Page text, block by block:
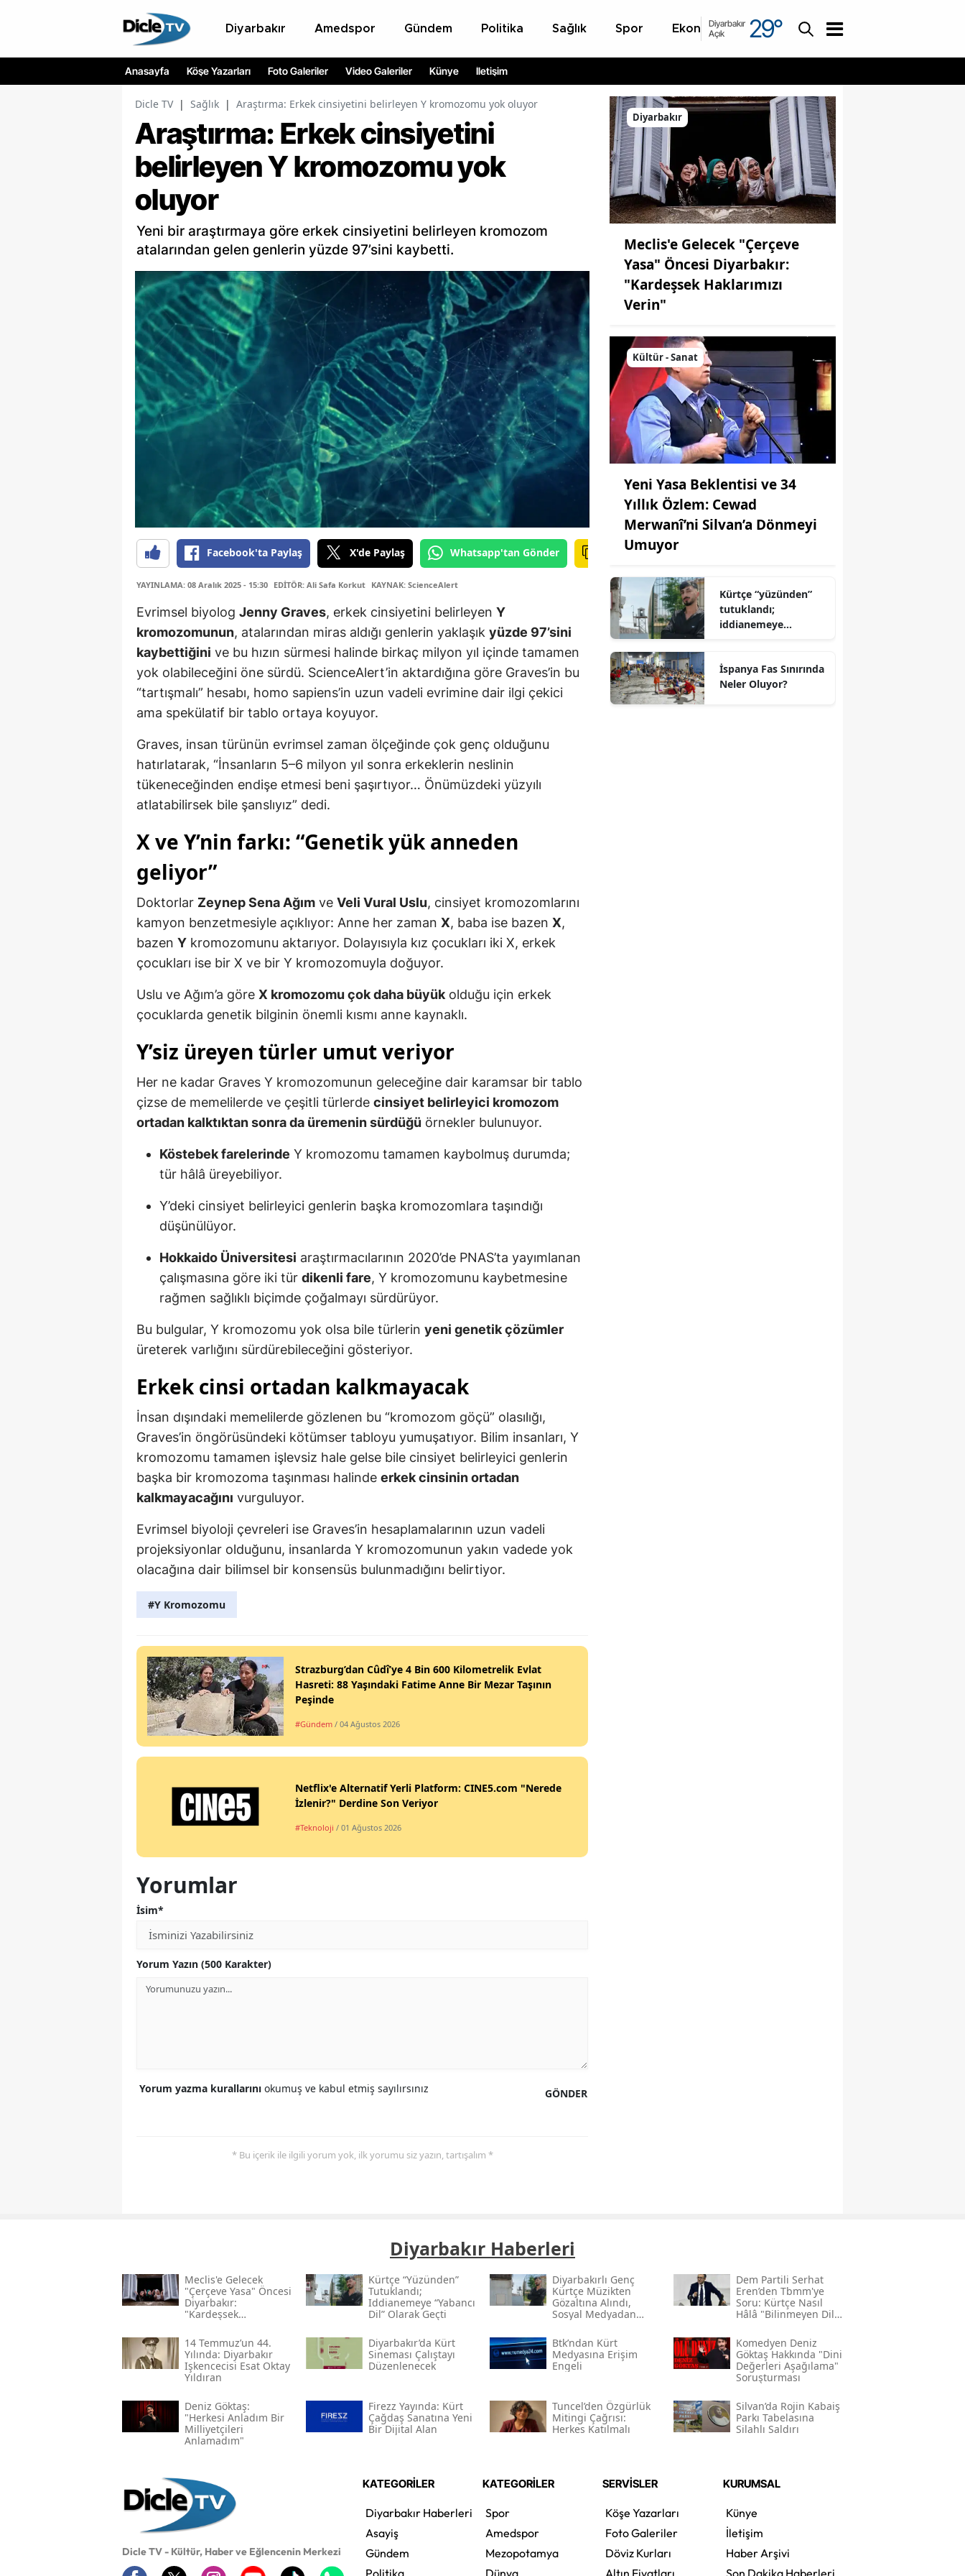
Diyarbakır Amedspor Gündem Politika Sağlık Spor Ekonomi Asayiş
Diyarbakır
Açık
29°
Anasayfa Köşe Yazarları Foto Galeriler Video Galeriler Künye İletişim
Dicle TV | Sağlık | Araştırma: Erkek cinsiyetini belirleyen Y kromozomu yok oluyor
Araştırma: Erkek cinsiyetini
belirleyen Y kromozomu yok
oluyor
Yeni bir araştırmaya göre erkek cinsiyetini belirleyen kromozom
atalarından gelen genlerin yüzde 97’sini kaybetti.
Facebook'ta Paylaş X'de Paylaş Whatsapp'tan Gönder
YAYINLAMA: 08 Aralık 2025 - 15:30 EDİTÖR: Ali Safa Korkut KAYNAK: ScienceAlert
Evrimsel biyolog Jenny Graves, erkek cinsiyetini belirleyen Y
kromozomunun, atalarından miras aldığı genlerin yaklaşık yüzde 97’sini
kaybettiğini ve bu hızın sürmesi halinde birkaç milyon yıl içinde tamamen
yok olabileceğini öne sürdü. ScienceAlert’in aktardığına göre Graves’in bu
“tartışmalı” hesabı, homo sapiens’in uzun vadeli evrimine dair ilgi çekici
ama spekülatif bir tablo ortaya koyuyor.
Graves, insan türünün evrimsel zaman ölçeğinde çok genç olduğunu
hatırlatarak, “İnsanların 5–6 milyon yıl sonra erkeklerin neslinin
tükeneceğinden endişe etmesi beni şaşırtıyor… Önümüzdeki yüzyılı
atlatabilirsek bile şanslıyız” dedi.
X ve Y’nin farkı: “Genetik yük anneden
geliyor”
Doktorlar Zeynep Sena Ağım ve Veli Vural Uslu, cinsiyet kromozomlarını
kamyon benzetmesiyle açıklıyor: Anne her zaman X, baba ise bazen X,
bazen Y kromozomunu aktarıyor. Dolayısıyla kız çocukları iki X, erkek
çocukları ise bir X ve bir Y kromozomuyla doğuyor.
Uslu ve Ağım’a göre X kromozomu çok daha büyük olduğu için erkek
çocuklarda genetik bilginin önemli kısmı anne kaynaklı.
Y’siz üreyen türler umut veriyor
Her ne kadar Graves Y kromozomunun geleceğine dair karamsar bir tablo
çizse de memelilerde ve çeşitli türlerde cinsiyet belirleyici kromozom
ortadan kalktıktan sonra da üremenin sürdüğü örnekler bulunuyor.
Köstebek farelerinde Y kromozomu tamamen kaybolmuş durumda;
tür hâlâ üreyebiliyor.
Y’deki cinsiyet belirleyici genlerin başka kromozomlara taşındığı
düşünülüyor.
Hokkaido Üniversitesi araştırmacılarının 2020’de PNAS’ta yayımlanan
çalışmasına göre iki tür dikenli fare, Y kromozomunu kaybetmesine
rağmen sağlıklı biçimde çoğalmayı sürdürüyor.
Bu bulgular, Y kromozomu yok olsa bile türlerin yeni genetik çözümler
üreterek varlığını sürdürebileceğini gösteriyor.
Erkek cinsi ortadan kalkmayacak
İnsan dışındaki memelilerde gözlenen bu “kromozom göçü” olasılığı,
Graves’in öngörüsündeki kötümser tabloyu yumuşatıyor. Bilim insanları, Y
kromozomu tamamen işlevsiz hale gelse bile cinsiyet belirleyici genlerin
başka bir kromozoma taşınması halinde erkek cinsinin ortadan
kalkmayacağını vurguluyor.
Evrimsel biyoloji çevreleri ise Graves’in hesaplamalarının uzun vadeli
projeksiyonlar olduğunu, insanlarda Y kromozomunun yakın vadede yok
olacağına dair bilimsel bir konsensüs bulunmadığını belirtiyor.
#Y Kromozomu
Strazburg’dan Cûdî’ye 4 Bin 600 Kilometrelik Evlat
Hasreti: 88 Yaşındaki Fatime Anne Bir Mezar Taşının
Peşinde
#Gündem / 04 Ağustos 2026
Netflix'e Alternatif Yerli Platform: CINE5.com "Nerede
İzlenir?" Derdine Son Veriyor
#Teknoloji / 01 Ağustos 2026
Yorumlar
İsim*
Yorum Yazın (500 Karakter)
GÖNDER
Yorum yazma kurallarını okumuş ve kabul etmiş sayılırsınız
* Bu içerik ile ilgili yorum yok, ilk yorumu siz yazın, tartışalım *
Diyarbakır
Meclis'e Gelecek "Çerçeve
Yasa" Öncesi Diyarbakır:
"Kardeşsek Haklarımızı
Verin"
Kültür - Sanat
Yeni Yasa Beklentisi ve 34
Yıllık Özlem: Cewad
Merwanî’ni Silvan’a Dönmeyi
Umuyor
Kürtçe “yüzünden”
tutuklandı;
iddianemeye
İspanya Fas Sınırında
Neler Oluyor?
Diyarbakır Haberleri
Meclis'e Gelecek
"çerçeve Yasa" Öncesi
Diyarbakır:
"kardeşsek
Kürtçe “yüzünden”
Tutuklandı;
Iddianemeye “yabancı
Dil” Olarak Geçti
Diyarbakırlı Genç
Kürtçe Müzikten
Gözaltına Alındı,
Sosyal Medyadan
Dem Partili Serhat
Eren’den Tbmm'ye
Soru: Kürtçe Nasıl
Hâlâ "bilinmeyen Dil"
Gerekçesi Nedir?"
14 Temmuz’un 44.
Yılında: Diyarbakır
Işkencecisi Esat Oktay
Yıldıran
Diyarbakır’da Kürt
Sineması Çalıştayı
Düzenlenecek
Btk’ndan Kürt
Medyasına Erişim
Engeli
Komedyen Deniz
Göktaş Hakkında "dini
Değerleri Aşağılama"
Soruşturması
Deniz Göktaş:
"herkesi Anladım Bir
Milliyetçileri
Anlamadım"
Firezz Yayında: Kürt
Çağdaş Sanatına Yeni
Bir Dijital Alan
Tuncel’den Özgürlük
Mitingi Çağrısı:
Herkes Katılmalı
Silvan’da Rojin Kabaiş
Parkı Tabelasına
Silahlı Saldırı
Dicle TV - Kültür, Haber ve Eğlencenin Merkezi
KATEGORİLER
Diyarbakır Haberleri
Asayiş
Gündem
Politika
KATEGORİLER
Spor
Amedspor
Mezopotamya
Dünya
SERVİSLER
Köşe Yazarları
Foto Galeriler
Döviz Kurları
Altın Fiyatları
KURUMSAL
Künye
İletişim
Haber Arşivi
Son Dakika Haberleri